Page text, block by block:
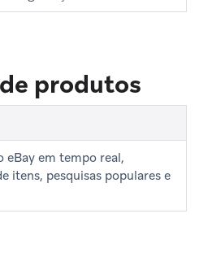
produtos
eBay em tempo real,
itens, pesquisas populares e